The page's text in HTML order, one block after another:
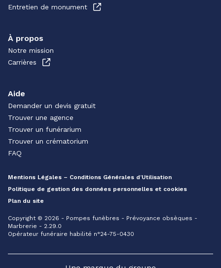
Entretien de monument
À propos
Notre mission
Carrières
Aide
Demander un devis gratuit
Trouver une agence
Trouver un funérarium
Trouver un crématorium
FAQ
Mentions Légales – Conditions Générales d’Utilisation
Politique de gestion des données personnelles et cookies
Plan du site
Copyright © 2026 - Pompes funèbres - Prévoyance obsèques -
Marbrerie - 2.29.0
Opérateur funéraire habilité n°24-75-0430